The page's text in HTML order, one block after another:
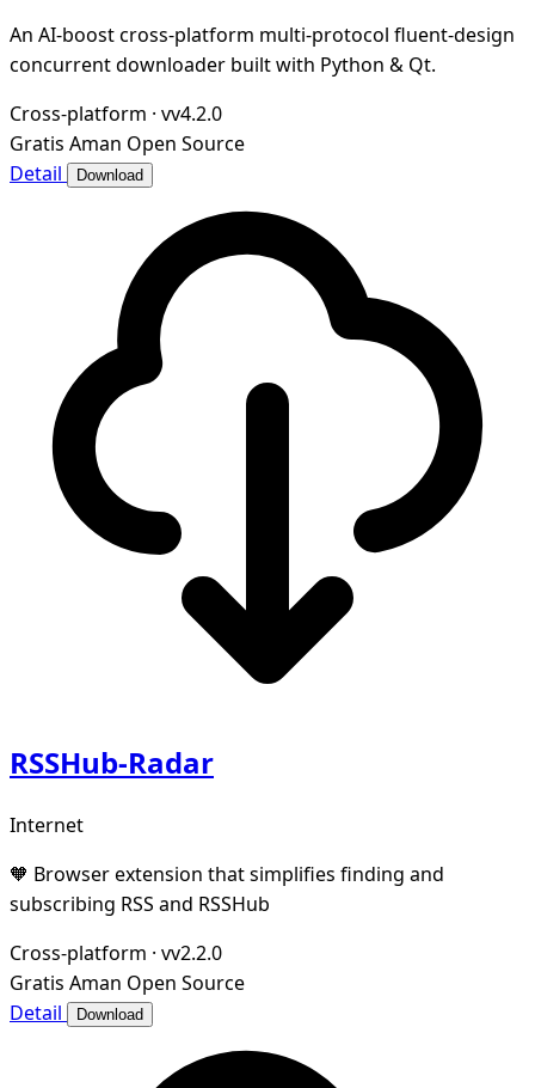
An AI-boost cross-platform multi-protocol fluent-design
concurrent downloader built with Python & Qt.
Cross-platform · vv4.2.0
Gratis Aman Open Source
Detail
Download
RSSHub-Radar
Internet
🧡 Browser extension that simplifies finding and
subscribing RSS and RSSHub
Cross-platform · vv2.2.0
Gratis Aman Open Source
Detail
Download